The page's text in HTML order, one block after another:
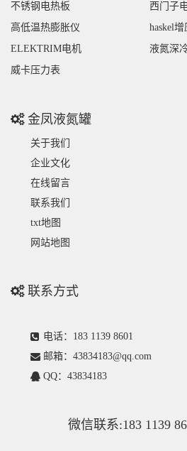
不锈钢电热板
西门子
高低温热膨胀仪
haskel增
ELEKTRIM电机
液氮深
威卡压力表
金凤液氮罐
关于我们
企业文化
在线留言
联系我们
txt地图
网站地图
联系方式
电话：183 1139 8601
邮箱：43834183@qq.com
QQ：43834183
微信联系:183 1139